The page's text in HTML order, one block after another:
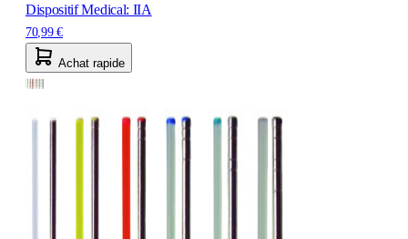
Dispositif Medical: IIA
70,99 €
Achat rapide